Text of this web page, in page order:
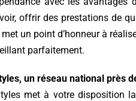
offrir des prestations de
un point d’honneur à
parfaitement.
un réseau national près
met à votre disposition